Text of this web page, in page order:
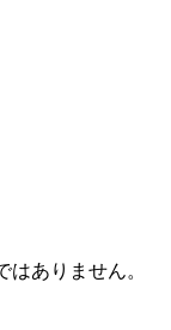
ありません。